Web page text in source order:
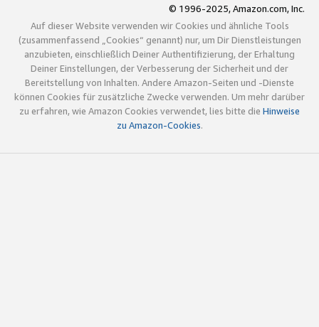
© 1996-2025, Amazon.com, Inc.
Auf dieser Website verwenden wir Cookies und ähnliche Tools
(zusammenfassend „Cookies“ genannt) nur, um Dir Dienstleistungen
anzubieten, einschließlich Deiner Authentifizierung, der Erhaltung
Deiner Einstellungen, der Verbesserung der Sicherheit und der
Bereitstellung von Inhalten. Andere Amazon-Seiten und -Dienste
können Cookies für zusätzliche Zwecke verwenden. Um mehr darüber
zu erfahren, wie Amazon Cookies verwendet, lies bitte die Hinweise
zu Amazon-Cookies.